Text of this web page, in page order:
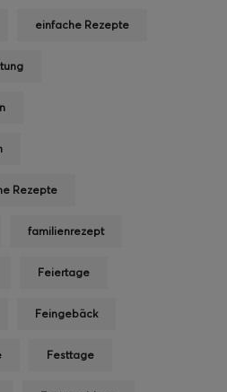
einfache Rezepte
Rezepte
familienrezept
Feiertage
Feingebäck
Festtage